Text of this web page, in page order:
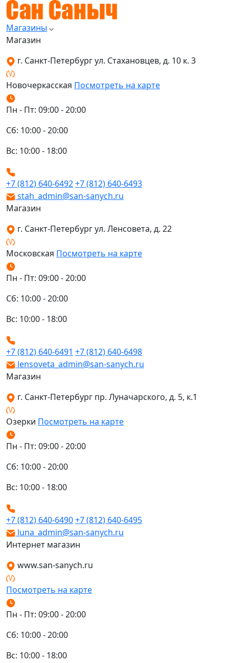
Магазины
Магазин
г. Санкт-Петербург ул. Стахановцев, д. 10 к. 3
Новочеркасская Посмотреть на карте
Пн - Пт: 09:00 - 20:00
Сб: 10:00 - 20:00
Вс: 10:00 - 18:00
+7 (812) 640-6492+7 (812) 640-6493
stah_admin@san-sanych.ru
Магазин
г. Санкт-Петербург ул. Ленсовета, д. 22
Московская Посмотреть на карте
Пн - Пт: 09:00 - 20:00
Сб: 10:00 - 20:00
Вс: 10:00 - 18:00
+7 (812) 640-6491 +7 (812) 640-6498
lensoveta_admin@san-sanych.ru
Магазин
г. Санкт-Петербург пр. Луначарского, д. 5, к.1
Озерки Посмотреть на карте
Пн - Пт: 09:00 - 20:00
Сб: 10:00 - 20:00
Вс: 10:00 - 18:00
+7 (812) 640-6490+7 (812) 640-6495
luna_admin@san-sanych.ru
Интернет магазин
www.san-sanych.ru
Посмотреть на карте
Пн - Пт: 09:00 - 20:00
Сб: 10:00 - 20:00
Вс: 10:00 - 18:00